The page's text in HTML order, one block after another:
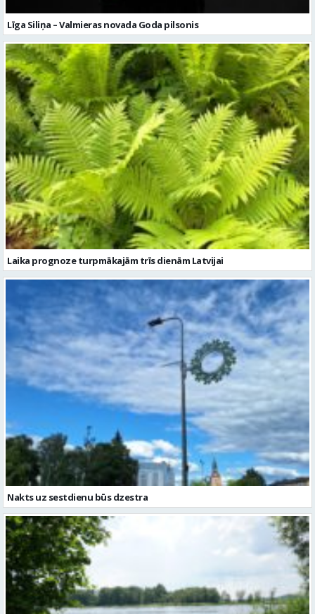
Līga Siliņa – Valmieras novada Goda pilsonis
Laika prognoze turpmākajām trīs dienām Latvijai
Nakts uz sestdienu būs dzestra